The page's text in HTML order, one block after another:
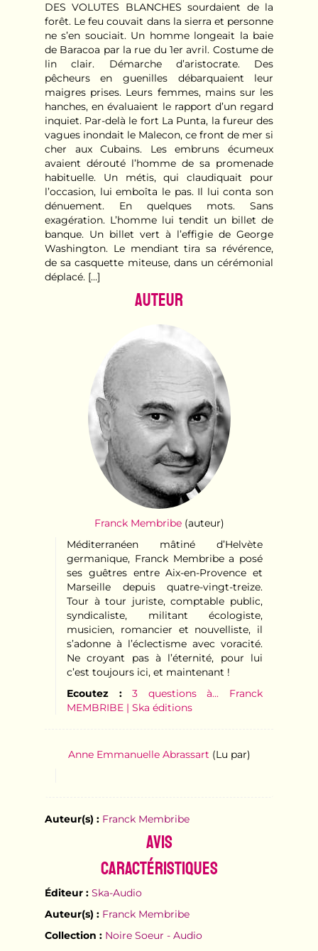
DES VOLUTES BLANCHES sourdaient de la
forêt. Le feu couvait dans la sierra et personne
ne s’en souciait. Un homme longeait la baie
de Baracoa par la rue du 1er avril. Costume de
lin clair. Démarche d’aristocrate. Des
pêcheurs en guenilles débarquaient leur
maigres prises. Leurs femmes, mains sur les
hanches, en évaluaient le rapport d’un regard
inquiet. Par-delà le fort La Punta, la fureur des
vagues inondait le Malecon, ce front de mer si
cher aux Cubains. Les embruns écumeux
avaient dérouté l’homme de sa promenade
habituelle. Un métis, qui claudiquait pour
l’occasion, lui emboîta le pas. Il lui conta son
dénuement. En quelques mots. Sans
exagération. L’homme lui tendit un billet de
banque. Un billet vert à l’effigie de George
Washington. Le mendiant tira sa révérence,
de sa casquette miteuse, dans un cérémonial
déplacé. [...]
Auteur
Franck Membribe(auteur)
Méditerranéen mâtiné d’Helvète
germanique, Franck Membribe a posé
ses guêtres entre Aix-en-Provence et
Marseille depuis quatre-vingt-treize.
Tour à tour juriste, comptable public,
syndicaliste, militant écologiste,
musicien, romancier et nouvelliste, il
s’adonne à l’éclectisme avec voracité.
Ne croyant pas à l’éternité, pour lui
c’est toujours ici, et maintenant !
Ecoutez :
3 questions à... Franck
MEMBRIBE | Ska éditions
Anne Emmanuelle Abrassart (Lu par)
Auteur(s) : Franck Membribe
Avis
Caractéristiques
Éditeur : Ska-Audio
Auteur(s) : Franck Membribe
Collection : Noire Soeur - Audio